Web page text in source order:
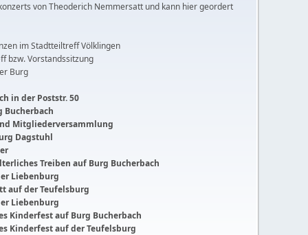
von Theoderich Nemmersatt und kann hier geordert
im Stadtteiltreff Völklingen
bzw. Vorstandssitzung
Burg
in der Poststr. 50
Bucherbach
Mitgliederversammlung
Dagstuhl
Treiben auf Burg Bucherbach
Liebenburg
auf der Teufelsburg
Liebenburg
Kinderfest auf Burg Bucherbach
Kinderfest auf der Teufelsburg